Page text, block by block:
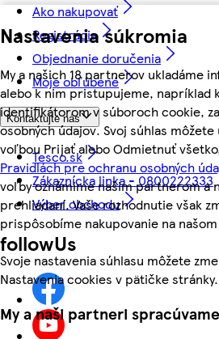
Nastavenia súkromia
My a našich 18 partnerov ukladáme
alebo k nim pristupujeme, napríklad
identifikátorom v súboroch cookie,
osobných údajov. Svoj súhlas
voľbou Prijať alebo Odmietnuť
Pravidlách pre ochranu osobných
voľby oznámime našim partnerom a
prehliadaní. Vaše rozhodnutie však
prispôsobíme nakupovanie na
Svoje nastavenia súhlasu môžete
Nastavenia cookies v pätičke stránky.
My a naši partneri
Ako nakupovať
Registrácia
Objednanie doručenia
Moje obľúbené
Kontaktujte nás
Tesco.sk
Zákaznícka linka - 0800222333
Výber obchodu
followUs